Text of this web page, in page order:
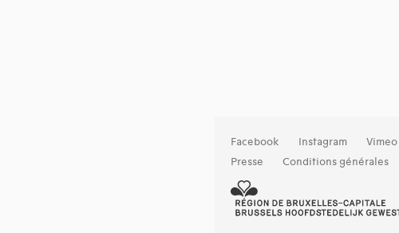
Facebook Instagram Vimeo
Presse
Conditions générales